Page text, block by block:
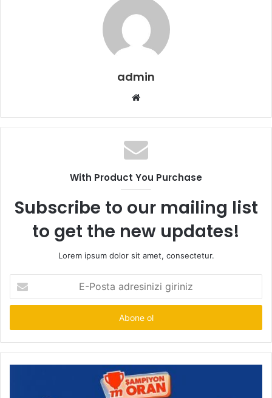
admin
Web
With Product You Purchase
Subscribe to our mailing list
to get the new updates!
Lorem ipsum dolor sit amet, consectetur.
Posta
adresinizi